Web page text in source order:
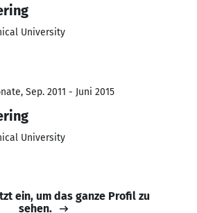
University
Sep. 2011 - Juni 2015
University
ein, um das ganze Profil zu
sehen.